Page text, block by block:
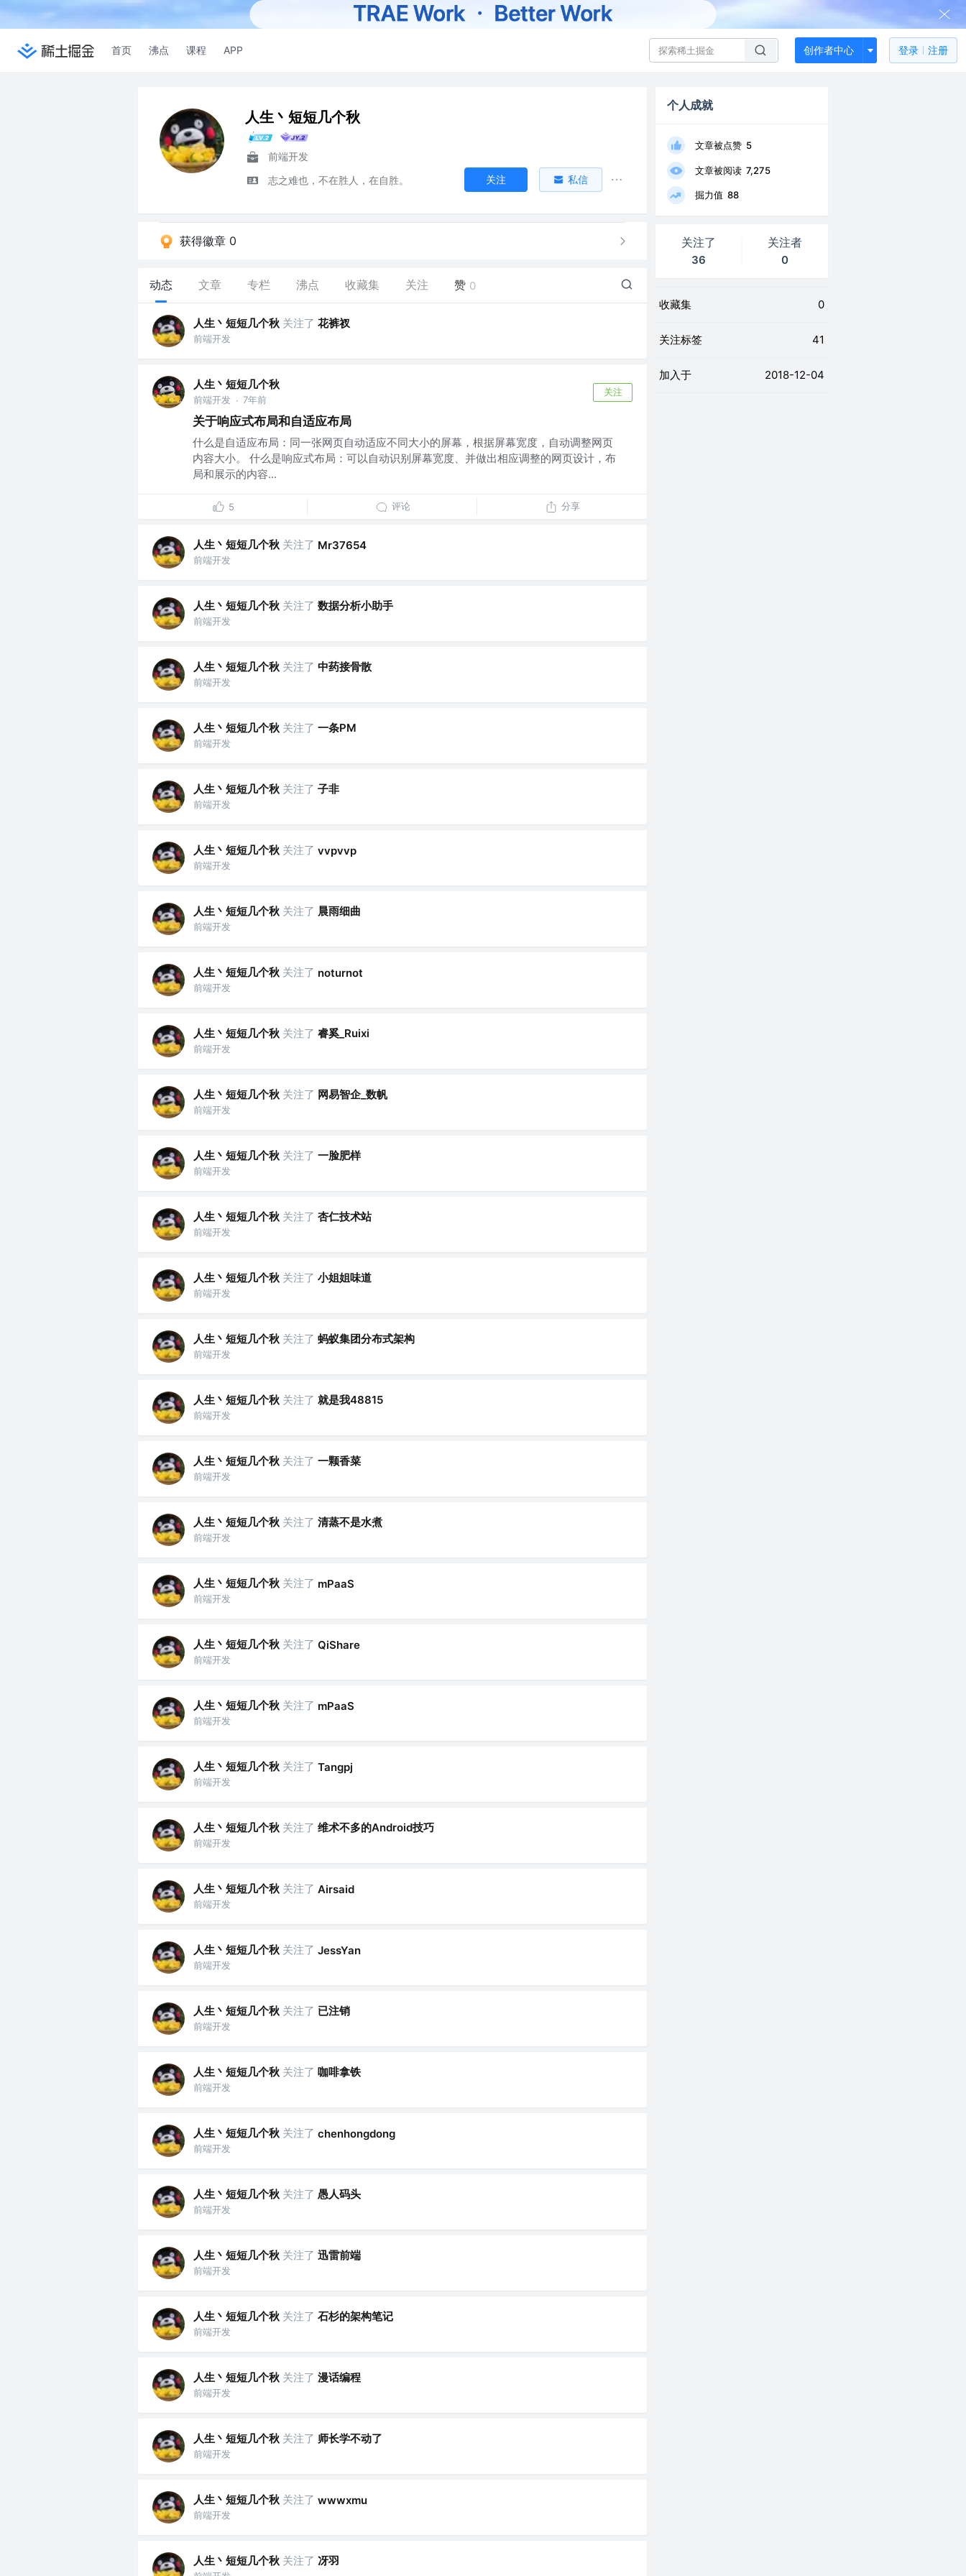
首页 沸点 课程 APP 创作者中心 登录 注册
人生丶短短几个秋
前端开发
志之难也，不在胜人，在自胜。
关注 私信
获得徽章 0
动态 文章 专栏 沸点 收藏集 关注 赞 0
人生丶短短几个秋 关注了 花裤衩
前端开发
人生丶短短几个秋
前端开发 · 7年前
关注
关于响应式布局和自适应布局
什么是自适应布局：同一张网页自动适应不同大小的屏幕，根据屏幕宽度，自动调整网页
内容大小。 什么是响应式布局：可以自动识别屏幕宽度、并做出相应调整的网页设计，布
局和展示的内容...
5 评论 分享
人生丶短短几个秋 关注了 Mr37654
前端开发
人生丶短短几个秋 关注了 数据分析小助手
前端开发
人生丶短短几个秋 关注了 中药接骨散
前端开发
人生丶短短几个秋 关注了 一条PM
前端开发
人生丶短短几个秋 关注了 子非
前端开发
人生丶短短几个秋 关注了 vvpvvp
前端开发
人生丶短短几个秋 关注了 晨雨细曲
前端开发
人生丶短短几个秋 关注了 noturnot
前端开发
人生丶短短几个秋 关注了 睿奚_Ruixi
前端开发
人生丶短短几个秋 关注了 网易智企_数帆
前端开发
人生丶短短几个秋 关注了 一脸肥样
前端开发
人生丶短短几个秋 关注了 杏仁技术站
前端开发
人生丶短短几个秋 关注了 小姐姐味道
前端开发
人生丶短短几个秋 关注了 蚂蚁集团分布式架构
前端开发
人生丶短短几个秋 关注了 就是我48815
前端开发
人生丶短短几个秋 关注了 一颗香菜
前端开发
人生丶短短几个秋 关注了 清蒸不是水煮
前端开发
人生丶短短几个秋 关注了 mPaaS
前端开发
人生丶短短几个秋 关注了 QiShare
前端开发
人生丶短短几个秋 关注了 mPaaS
前端开发
人生丶短短几个秋 关注了 Tangpj
前端开发
人生丶短短几个秋 关注了 维术不多的Android技巧
前端开发
人生丶短短几个秋 关注了 Airsaid
前端开发
人生丶短短几个秋 关注了 JessYan
前端开发
人生丶短短几个秋 关注了 已注销
前端开发
人生丶短短几个秋 关注了 咖啡拿铁
前端开发
人生丶短短几个秋 关注了 chenhongdong
前端开发
人生丶短短几个秋 关注了 愚人码头
前端开发
人生丶短短几个秋 关注了 迅雷前端
前端开发
人生丶短短几个秋 关注了 石杉的架构笔记
前端开发
人生丶短短几个秋 关注了 漫话编程
前端开发
人生丶短短几个秋 关注了 师长学不动了
前端开发
人生丶短短几个秋 关注了 wwwxmu
前端开发
人生丶短短几个秋 关注了 冴羽
个人成就
文章被点赞 5
文章被阅读 7,275
掘力值 88
关注了
36
关注者
0
收藏集 0
关注标签 41
加入于 2018-12-04